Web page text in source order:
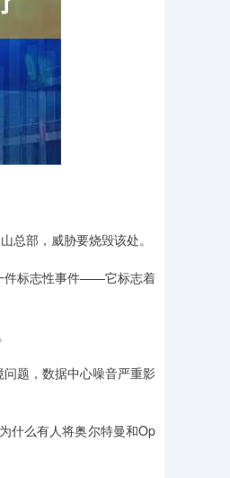
总部，威胁要烧毁该处。
件标志性事件——它标志着
题，数据中心噪音严重影
什么有人将奥尔特曼和Op